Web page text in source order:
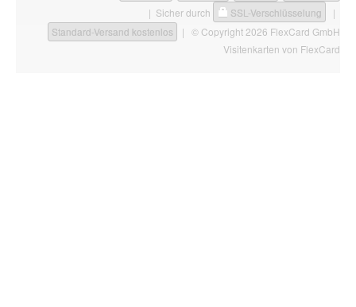
| Sicher durch
SSL-Verschlüsselung
|
Standard-Versand kostenlos
| © Copyright 2026 FlexCard GmbH
Visitenkarten von FlexCard